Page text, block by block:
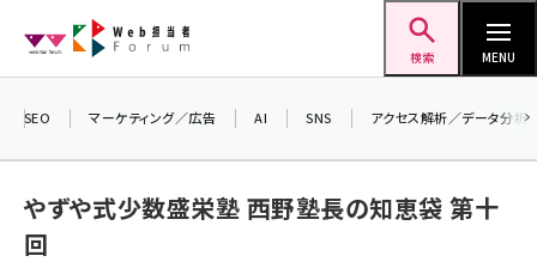
ン
検索 MENU
SEO マーケティング／広告 AI SNS アクセス解析／データ分析
やずや式少数盛栄塾 西野塾長の知恵袋 第十
回